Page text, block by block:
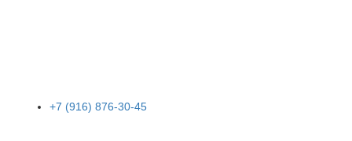
+7 (916) 876-30-45